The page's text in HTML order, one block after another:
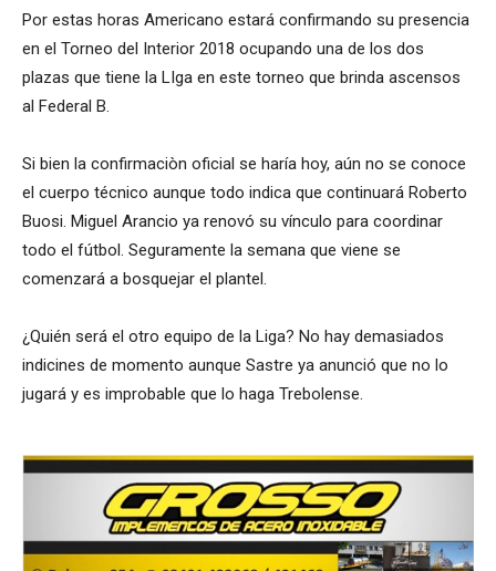
Por estas horas Americano estará confirmando su presencia
en el Torneo del Interior 2018 ocupando una de los dos
plazas que tiene la LIga en este torneo que brinda ascensos
al Federal B.
Si bien la confirmaciòn oficial se haría hoy, aún no se conoce
el cuerpo técnico aunque todo indica que continuará Roberto
Buosi. Miguel Arancio ya renovó su vínculo para coordinar
todo el fútbol. Seguramente la semana que viene se
comenzará a bosquejar el plantel.
¿Quién será el otro equipo de la Liga? No hay demasiados
indicines de momento aunque Sastre ya anunció que no lo
jugará y es improbable que lo haga Trebolense.